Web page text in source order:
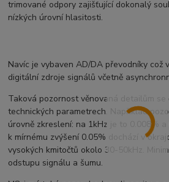
trimované odpory zajišťující dokonalý
nízkých úrovní hlasitosti.
Navíc je vybaven AD/DA převodníky což
digitální zdroje signálů včetně
Taková pozornost věnovaná detailům se
technických parametrech. Například
úrovně zkreslení: na 1kHz je to 0.008%
k mírnému zvýšení 0.05% dochází v
vysokých kmitočtů okolo 30-50kHz.
odstupu signálu a šumu.